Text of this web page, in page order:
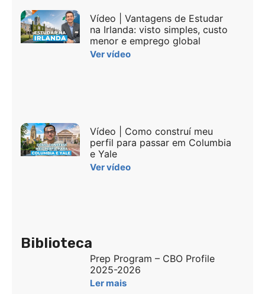
Vídeo | Vantagens de Estudar
na Irlanda: visto simples, custo
menor e emprego global
Ver vídeo
Vídeo | Como construí meu
perfil para passar em Columbia
e Yale
Ver vídeo
Biblioteca
Prep Program – CBO Profile
2025-2026
Ler mais